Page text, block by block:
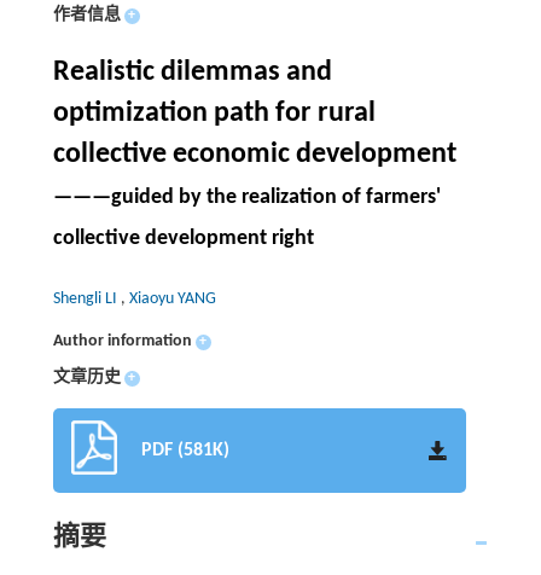
作者信息 +
Realistic dilemmas and
optimization path for rural
collective economic development
———guided by the realization of farmers'
collective development right
Shengli LI , Xiaoyu YANG
Author information +
文章历史 +
PDF (581K)
摘要